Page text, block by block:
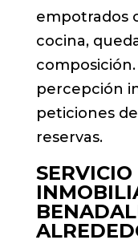
empotrados
cocina,
percepción
peticiones
reservas.